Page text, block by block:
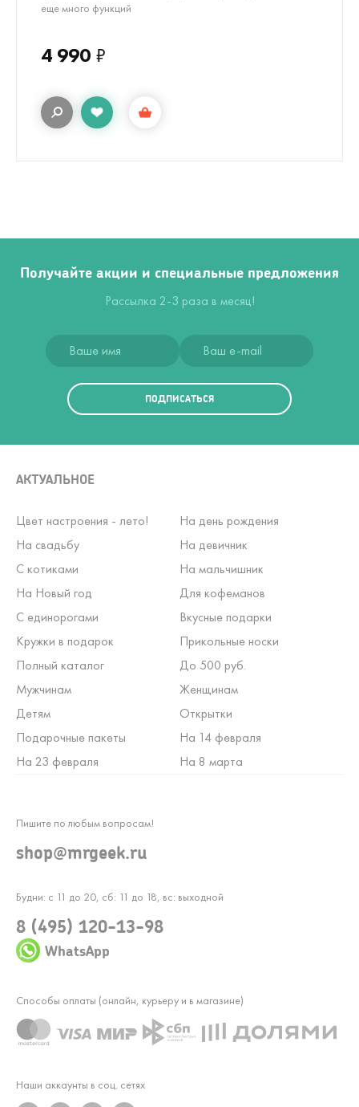
еще много функций
4 990 ₽
Получайте акции и специальные предложения
Рассылка 2-3 раза в месяц!
ПОДПИСАТЬСЯ
АКТУАЛЬНОЕ
Цвет настроения - лето!
На день рождения
На свадьбу
На девичник
С котиками
На мальчишник
На Новый год
Для кофеманов
С единорогами
Вкусные подарки
Кружки в подарок
Прикольные носки
Полный каталог
До 500 руб.
Мужчинам
Женщинам
Детям
Открытки
Подарочные пакеты
На 14 февраля
На 23 февраля
На 8 марта
Будни: с 11 до 20, сб: 11 до 18, вс: выходной
8 (495) 120-13-98
WhatsApp
Пишите по любым вопросам!
shop@mrgeek.ru
Наши аккаунты в соц. сетях
Способы оплаты (онлайн, курьеру и в магазине)